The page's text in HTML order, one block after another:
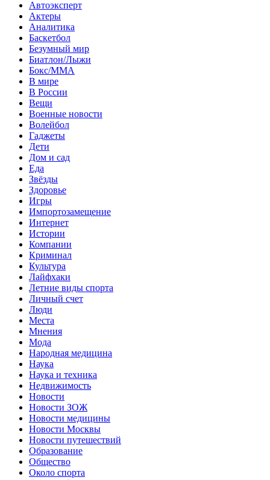
Автоэксперт
Актеры
Аналитика
Баскетбол
Безумный мир
Биатлон/Лыжи
Бокс/MMA
В мире
В России
Вещи
Военные новости
Волейбол
Гаджеты
Дети
Дом и сад
Еда
Звёзды
Здоровье
Игры
Импортозамещение
Интернет
Истории
Компании
Криминал
Культура
Лайфхаки
Летние виды спорта
Личный счет
Люди
Места
Мнения
Мода
Народная медицина
Наука
Наука и техника
Недвижимость
Новости
Новости ЗОЖ
Новости медицины
Новости Москвы
Новости путешествий
Образование
Общество
Около спорта